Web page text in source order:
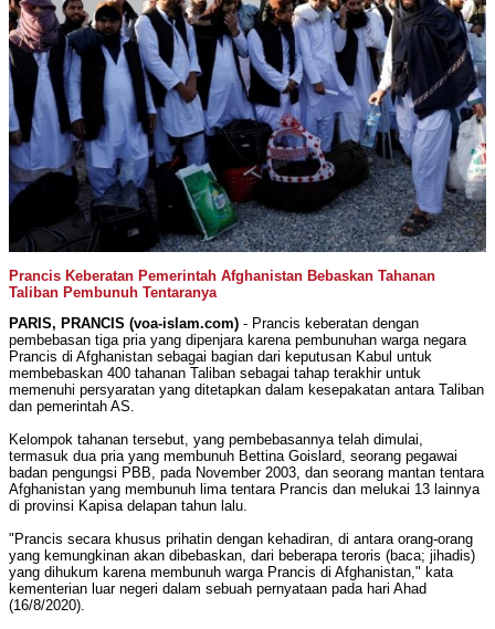
Prancis Keberatan Pemerintah Afghanistan Bebaskan Tahanan
Taliban Pembunuh Tentaranya
PARIS, PRANCIS (voa-islam.com) - Prancis keberatan dengan
pembebasan tiga pria yang dipenjara karena pembunuhan warga negara
Prancis di Afghanistan sebagai bagian dari keputusan Kabul untuk
membebaskan 400 tahanan Taliban sebagai tahap terakhir untuk
memenuhi persyaratan yang ditetapkan dalam kesepakatan antara Taliban
dan pemerintah AS.
Kelompok tahanan tersebut, yang pembebasannya telah dimulai,
termasuk dua pria yang membunuh Bettina Goislard, seorang pegawai
badan pengungsi PBB, pada November 2003, dan seorang mantan tentara
Afghanistan yang membunuh lima tentara Prancis dan melukai 13 lainnya
di provinsi Kapisa delapan tahun lalu.
"Prancis secara khusus prihatin dengan kehadiran, di antara orang-orang
yang kemungkinan akan dibebaskan, dari beberapa teroris (baca; jihadis)
yang dihukum karena membunuh warga Prancis di Afghanistan," kata
kementerian luar negeri dalam sebuah pernyataan pada hari Ahad
(16/8/2020).